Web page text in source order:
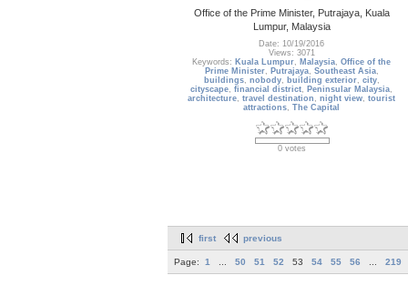
Office of the Prime Minister, Putrajaya, Kuala
Lumpur, Malaysia
Date: 10/19/2016
Views: 3071
Keywords: Kuala Lumpur, Malaysia,Office of the
Prime Minister, Putrajaya, Southeast Asia,
buildings, nobody, building exterior, city,
cityscape,financial district, Peninsular Malaysia,
architecture,travel destination ,night view,tourist
attractions,The Capital
0 votes
first previous
Page: 1 50 51 52 53 54 55 56 219